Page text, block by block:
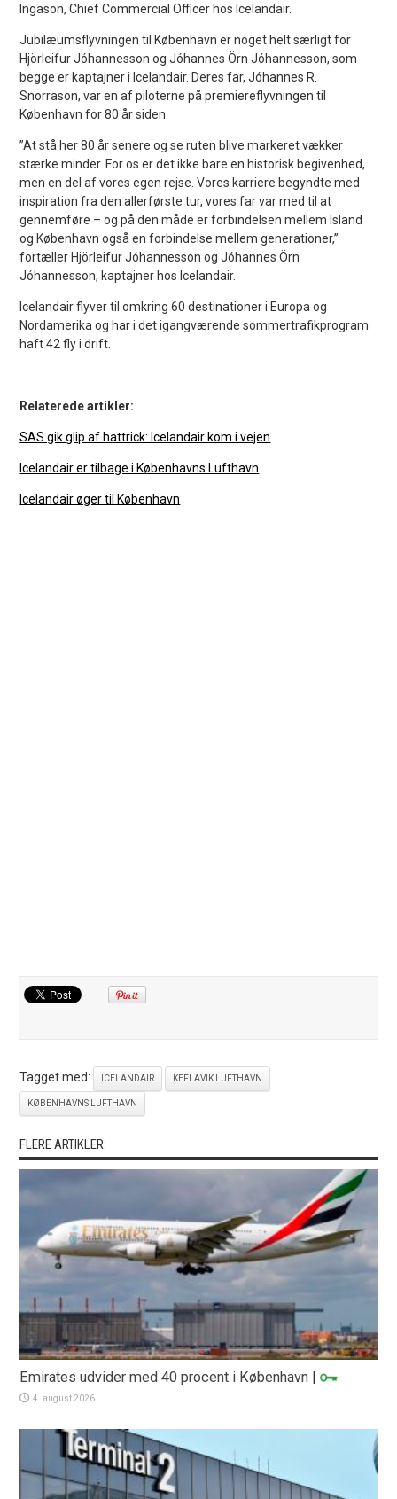
Ingason, Chief Commercial Officer hos Icelandair.
Jubilæumsflyvningen til København er noget helt særligt for
Hjörleifur Jóhannesson og Jóhannes Örn Jóhannesson, som
begge er kaptajner i Icelandair. Deres far, Jóhannes R.
Snorrason, var en af piloterne på premiereflyvningen til
København for 80 år siden.
”At stå her 80 år senere og se ruten blive markeret vækker
stærke minder. For os er det ikke bare en historisk begivenhed,
men en del af vores egen rejse. Vores karriere begyndte med
inspiration fra den allerførste tur, vores far var med til at
gennemføre – og på den måde er forbindelsen mellem Island
og København også en forbindelse mellem generationer,”
fortæller Hjörleifur Jóhannesson og Jóhannes Örn
Jóhannesson, kaptajner hos Icelandair.
Icelandair flyver til omkring 60 destinationer i Europa og
Nordamerika og har i det igangværende sommertrafikprogram
haft 42 fly i drift.
Relaterede artikler:
SAS gik glip af hattrick: Icelandair kom i vejen
Icelandair er tilbage i Københavns Lufthavn
Icelandair øger til København
Tagget med: ICELANDAIR KEFLAVIK LUFTHAVN
KØBENHAVNS LUFTHAVN
FLERE ARTIKLER:
Emirates udvider med 40 procent i København |
4. august 2026